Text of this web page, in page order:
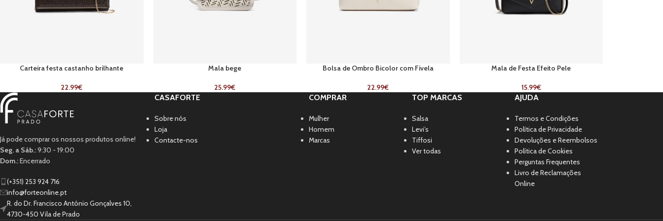
Carteira festa castanho brilhante
22.99€
Mala bege
25.99€
Bolsa de Ombro Bicolor com Fivela
22.99€
Mala de Festa Efeito Pele
15.99€
Já pode comprar os nossos produtos online!
Seg. a Sáb.:9:30 - 19:00
Dom.:Encerrado
(+351) 253 924 716
info@forteonline.pt
R. do Dr. Francisco António Gonçalves 10,
4730-450 Vila de Prado
CASAFORTE
Sobre nós
Loja
Contacte-nos
COMPRAR
Mulher
Homem
Marcas
TOP MARCAS
Salsa
Levi’s
Tiffosi
Ver todas
AJUDA
Termos e Condições
Política de Privacidade
Devoluções e Reembolsos
Política de Cookies
Perguntas Frequentes
Livro de Reclamações
Online